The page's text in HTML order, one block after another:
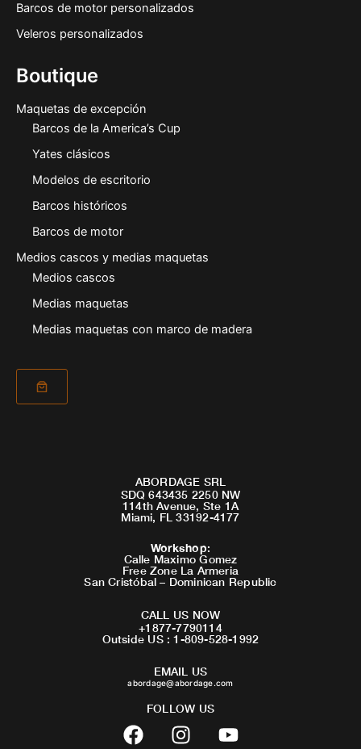
Barcos de motor personalizados
Veleros personalizados
Boutique
Maquetas de excepción
Barcos de la America’s Cup
Yates clásicos
Modelos de escritorio
Barcos históricos
Barcos de motor
Medios cascos y medias maquetas
Medios cascos
Medias maquetas
Medias maquetas con marco de madera
ABORDAGE SRL
SDQ 643435 2250 NW
114th Avenue, Ste 1A
Miami, FL 33192-4177
Workshop:
Calle Maximo Gomez
Free Zone La Armeria
San Cristóbal – Dominican Republic
CALL US NOW
+1877-7790114
Outside US : 1-809-528-1992
EMAIL US
abordage@abordage.com
FOLLOW US
F
a
I
n
Y
o